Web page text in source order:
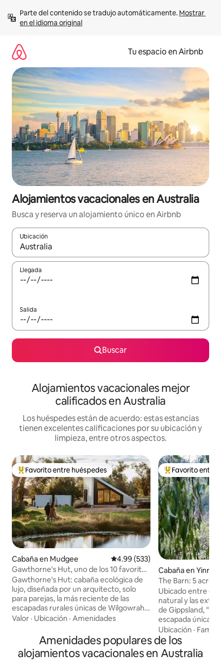
contenido
Parte del contenido se tradujo automáticamente. Mostrar
en el idioma original
Tu espacio en Airbnb
Alojamientos vacacionales en Australia
Busca y reserva un alojamiento único en Airbnb
Ubicación
Cuando los resultados estén disponibles, podrás navegar
Llegada
Salida
Buscar
Alojamientos vacacionales mejor
calificados en Australia
Los huéspedes están de acuerdo: estas estancias
tienen excelentes calificaciones por su ubicación y
limpieza, entre otros aspectos.
De los mejores en Favorito entre huéspedes
Favorito entre huéspedes
Cabaña en Mudgee Calificación promedio: 4.99 de
4.99 (533)
Gawthorne's Hut, uno de los 10 favoritos
del MUNDO.
Gawthorne's Hut: cabaña ecológica de
lujo, diseñada por un arquitecto, solo
para parejas, la más reciente de las
escapadas rurales únicas de Wilgowrah,
incluidas Wilgowrah Church y Tom's
impresionantes vistas, ofrece a los
huéspedes paz, privacidad y una
sensación de aislamiento. Cama tamaño
Valor · Ubicación · Amenidades
De los mejores
Favorito entre
Cabaña en Yinnar
The Barn: 5 acres
con vistas
Ubicado entre el
natural y las
de Gippsland,
escapada única
naturaleza.
bosque privado
interior, disfruta
cuidadosamente
Ubicación ·
Amenidades populares de los
alojamientos vacacionales en Australia